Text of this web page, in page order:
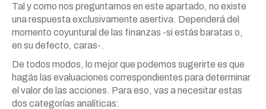
Tal y como nos preguntamos en este apartado, no existe
una respuesta exclusivamente asertiva. Dependerá del
momento coyuntural de las finanzas -si estás baratas o,
en su defecto, caras-.
De todos modos, lo mejor que podemos sugerirte es que
hagás las evaluaciones correspondientes para determinar
el valor de las acciones. Para eso, vas a necesitar estas
dos categorías analíticas: